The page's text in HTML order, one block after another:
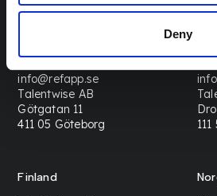
Deny
info@refapp.se
Talentwise AB
Götgatan 11
411 05 Göteborg
Finland